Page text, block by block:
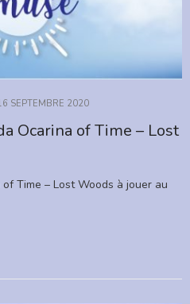
SEPTEMBRE 2020
Ocarina of Time – Lost
Time – Lost Woods à jouer au